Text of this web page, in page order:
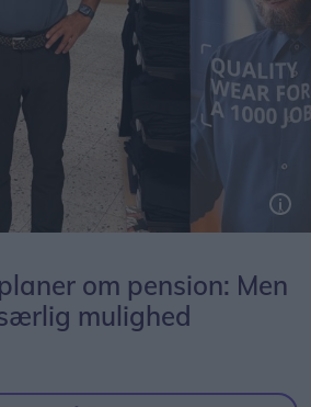
om pension: Men
mulighed